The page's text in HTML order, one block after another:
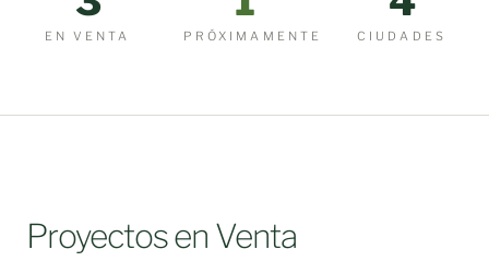
EN VENTA PRÓXIMAMENTE CIUDADES
Proyectos en Venta